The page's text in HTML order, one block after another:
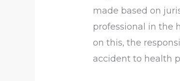
made based on
professional in the
on this, the
accident to health